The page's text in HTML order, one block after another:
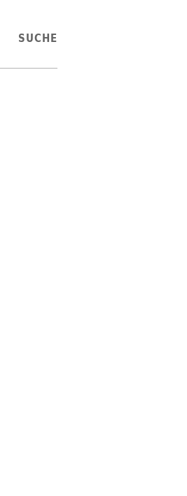
SUCHE